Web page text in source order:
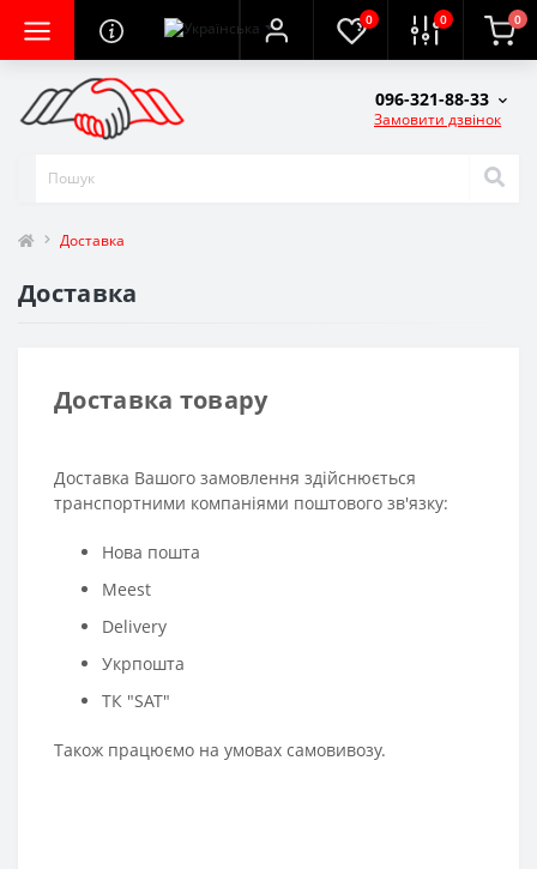
0 0 0
096-321-88-33
Замовити дзвінок
Доставка
Доставка
Доставка товару
Доставка Вашого замовлення здійснюється
транспортними компаніями поштового зв'язку:
Нова пошта
Meest
Delivery
Укрпошта
ТК "SAT"
Також працюємо на умовах самовивозу.